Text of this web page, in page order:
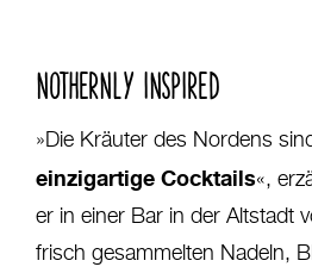
NOTHERNLY INSPIRED
»Die Kräuter des Nordens
einzigartige Cocktails«,
er in einer Bar in der Altstadt
frisch gesammelten Nadeln,